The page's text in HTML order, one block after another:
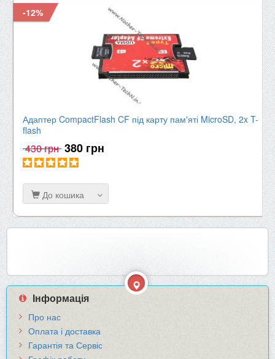
-12%
Адаптер CompactFlash CF під карту пам'яті MicroSD, 2x T-
flash
430 грн 380 грн
До кошика
Інформація
Про нас
Оплата і доставка
Гарантія та Сервіс